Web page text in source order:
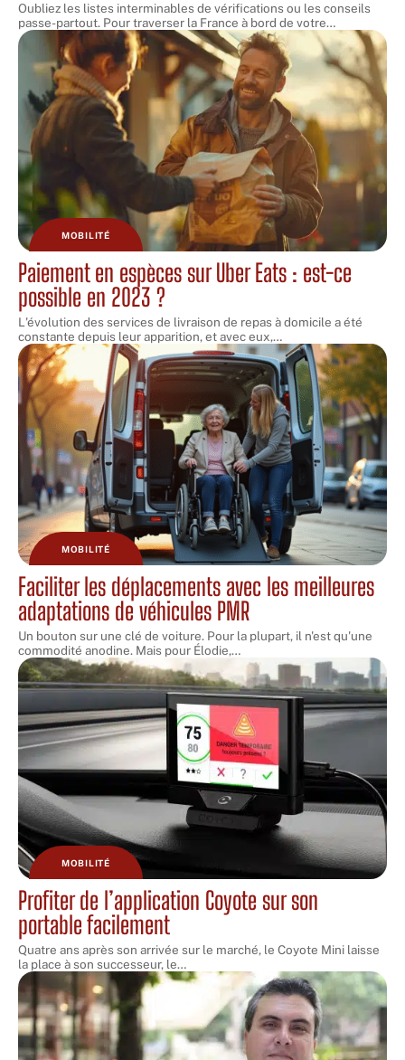
Oubliez les listes interminables de vérifications ou les conseils
passe-partout. Pour traverser la France à bord de votre…
MOBILITÉ
Paiement en espèces sur Uber Eats : est-ce
possible en 2023 ?
L'évolution des services de livraison de repas à domicile a été
constante depuis leur apparition, et avec eux,…
MOBILITÉ
Faciliter les déplacements avec les meilleures
adaptations de véhicules PMR
Un bouton sur une clé de voiture. Pour la plupart, il n'est qu'une
commodité anodine. Mais pour Élodie,…
MOBILITÉ
Profiter de l’application Coyote sur son
portable facilement
Quatre ans après son arrivée sur le marché, le Coyote Mini laisse
la place à son successeur, le…